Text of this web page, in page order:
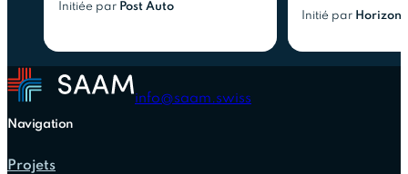
Initiée par Post Auto
Initié par Horizon
info@saam.swiss
Navigation
Projets